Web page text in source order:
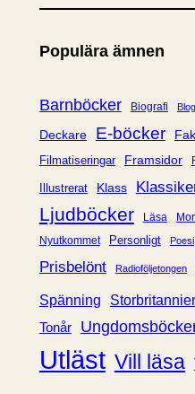
t
g
r
i
Populära ämnen
Barnböcker Biografi
Deckare E-böcker
Filmatiseringar Framsidor
Illustrerat Klass
Ljudböcker
Läsa
Nyutkommet Personligt Poesi
Prisbelönt
Radioföljetongen
Spänning
Tonår
Utläst Vill läsa